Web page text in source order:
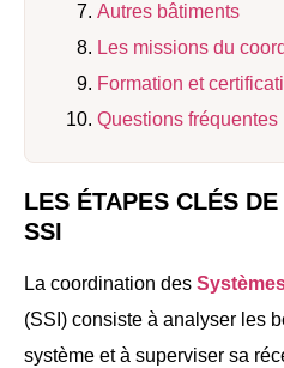
Autres bâtiments
Les missions du
Formation et
Questions fréquentes
LES ÉTAPES CLÉS
SSI
La coordination des
(SSI) consiste à analyser les
système et à superviser sa